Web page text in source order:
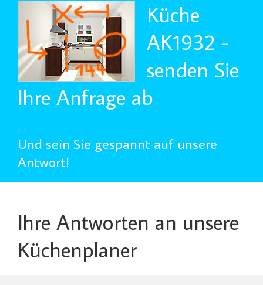
Küche
AK1932 -
senden Sie
Ihre Anfrage ab
Und sein Sie gespannt auf unsere
Antwort!
Ihre Antworten an unsere
Küchenplaner